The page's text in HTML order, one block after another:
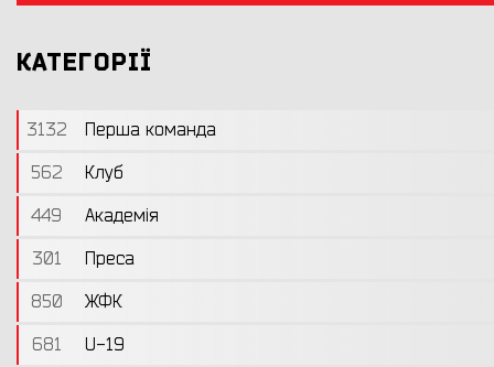
КАТЕГОРІЇ
3132
Перша команда
562
Клуб
449
Академія
301
Преса
850
ЖФК
681
U-19